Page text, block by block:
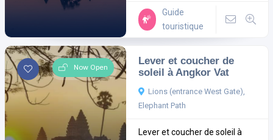
Guide
touristique
Now Open
Lever et coucher de
soleil à Angkor Vat
Lions (entrance West Gate),
Elephant Path
Lever et coucher de soleil à